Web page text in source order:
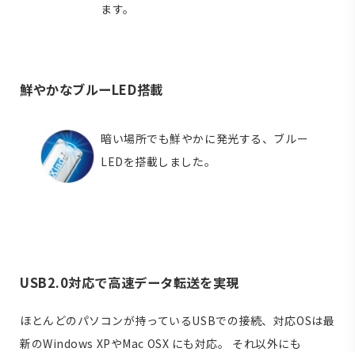
ます。
鮮やかなブルーLED搭載
暗い場所でも鮮やかに発光する、ブルー
LEDを搭載しました。
USB2.0対応で高速データ転送を実現
ほとんどのパソコンが持っているUSBでの接続、対応OSは最
新のWindows XPやMac OSX にも対応。 それ以外にも